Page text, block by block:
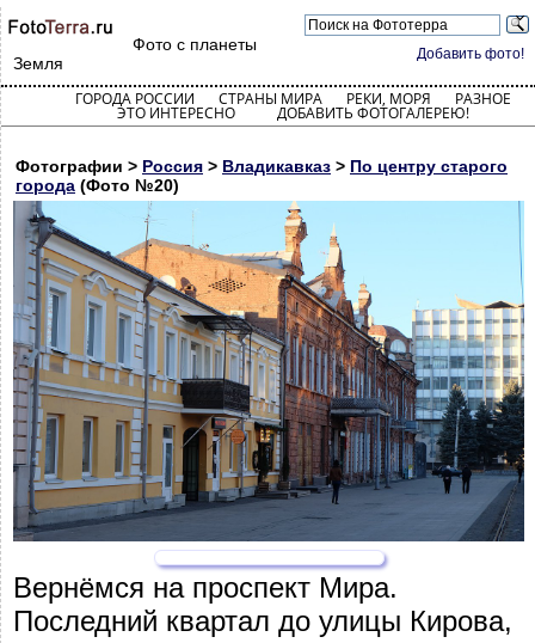
Добавить фото!
Фото с планеты
Земля
ГОРОДА РОССИИ СТРАНЫ МИРА РЕКИ, МОРЯ РАЗНОЕ
ЭТО ИНТЕРЕСНО ДОБАВИТЬ ФОТОГАЛЕРЕЮ!
Фотографии > Россия > Владикавказ > По центру старого
города (Фото №20)
Вернёмся на проспект Мира.
Последний квартал до улицы Кирова,